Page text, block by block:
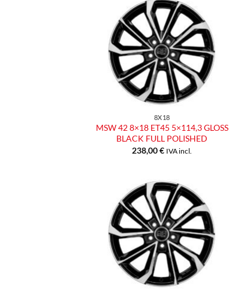
Aggiungi
alla lista
dei
desideri
8X18
MSW 42 8×18 ET45 5×114,3 GLOSS
BLACK FULL POLISHED
238,00€ IVA incl.
Aggiungi
alla lista
dei
desideri